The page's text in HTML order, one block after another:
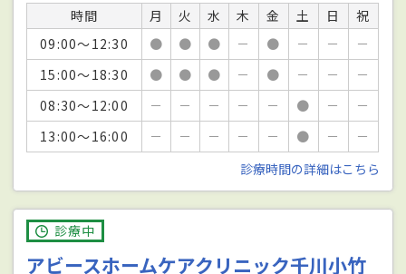
時間 月 火 水 木 金 土 日
祝
09:00～12:30
● ● ● － ● － －
－
15:00～18:30
● ● ● － ● － －
－
08:30～12:00
－ － － － － ● －
－
13:00～16:00
－ － － － － ● －
－
診療時間の詳細はこちら
診療中
アビースホームケアクリニック千川小竹